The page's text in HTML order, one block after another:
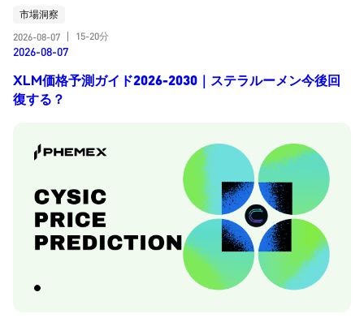
市場洞察
2026-08-07
15-20分
2026-08-07
XLM価格予測ガイド2026-2030｜ステラルーメン今後回
復する？